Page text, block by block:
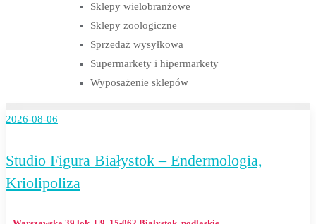
Sklepy wielobranżowe
Sklepy zoologiczne
Sprzedaż wysyłkowa
Supermarkety i hipermarkety
Wyposażenie sklepów
2026-08-06
Studio Figura Białystok – Endermologia,
Kriolipoliza